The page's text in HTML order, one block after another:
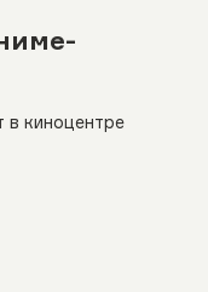
в киноцентре